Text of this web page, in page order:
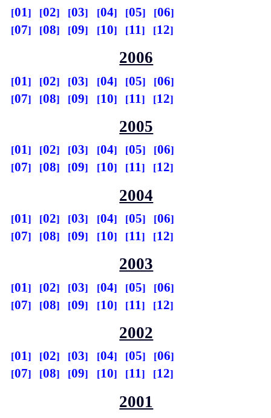
01 02 03 04 05
06
07
08 09 10 11 12
2006
01 02 03 04 05
06
07
08 09 10 11 12
2005
01 02 03 04 05
06
07
08 09 10 11 12
2004
01 02 03 04 05
06
07
08 09 10 11 12
2003
01 02 03 04 05
06
07
08 09 10 11 12
2002
01 02 03 04 05
06
07
08 09 10 11 12
2001